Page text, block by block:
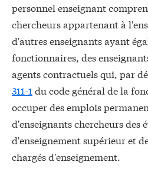
personnel enseignant
chercheurs appartenant à
d'autres enseignants ayant
fonctionnaires, des
agents contractuels qui, par
311-1 du code général de la
occuper des emplois
d'enseignants chercheurs des
d'enseignement supérieur et
chargés d'enseignement.